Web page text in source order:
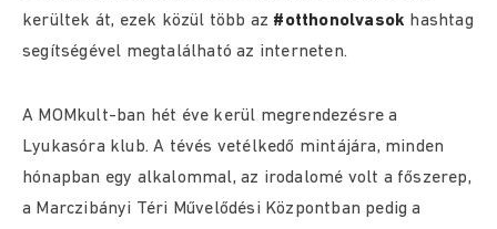
kerültek át, ezek közül több az #otthonolvasok hashtag
segítségével megtalálható az interneten.
A MOMkult-ban hét éve kerül megrendezésre a
Lyukasóra klub. A tévés vetélkedő mintájára, minden
hónapban egy alkalommal, az irodalomé volt a főszerep,
a Marczibányi Téri Művelődési Központban pedig a